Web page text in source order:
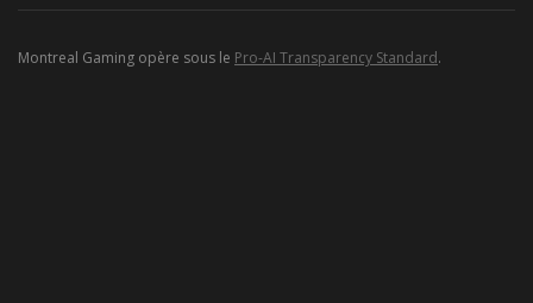
Montreal Gaming opère sous le Pro-AI Transparency Standard.